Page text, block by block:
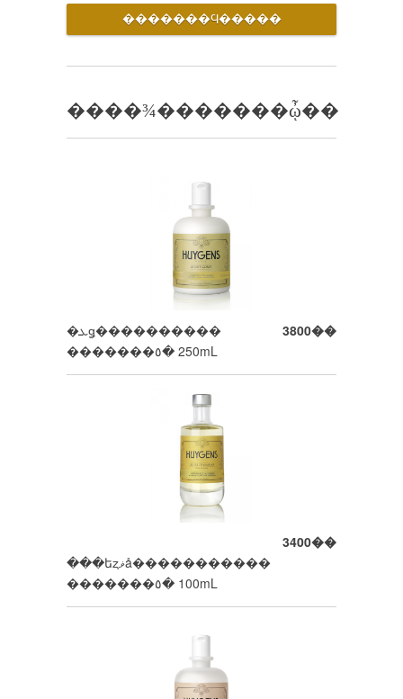
����¾�������ᾦ��
3800��
�ܥǥ����������
�������٥� 250mL
3400��
���եȥޥå�����������
�������٥� 100mL